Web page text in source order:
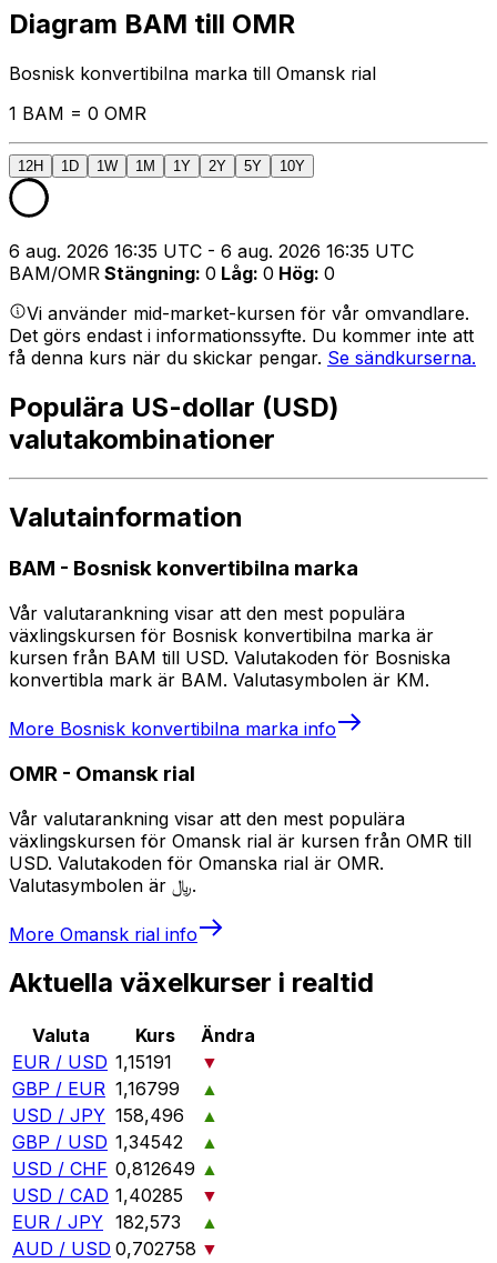
Diagram BAM till OMR
Bosnisk konvertibilna marka till Omansk rial
1 BAM = 0 OMR
12H 1D 1W 1M 1Y 2Y 5Y 10Y
6 aug. 2026 16:35 UTC - 6 aug. 2026 16:35 UTC
BAM/OMR Stängning: 0 Låg: 0 Hög: 0
Vi använder mid-market-kursen för vår omvandlare.
Det görs endast i informationssyfte. Du kommer inte att
få denna kurs när du skickar pengar. Se sändkurserna.
Populära US-dollar (USD)
valutakombinationer
Valutainformation
BAM - Bosnisk konvertibilna marka
Vår valutarankning visar att den mest populära
växlingskursen för Bosnisk konvertibilna marka är
kursen från BAM till USD. Valutakoden för Bosniska
konvertibla mark är BAM. Valutasymbolen är KM.
More Bosnisk konvertibilna marka info
OMR - Omansk rial
Vår valutarankning visar att den mest populära
växlingskursen för Omansk rial är kursen från OMR till
USD. Valutakoden för Omanska rial är OMR.
Valutasymbolen är ﷼.
More Omansk rial info
Aktuella växelkurser i realtid
Valuta Kurs
Ändra
EUR / USD 1,15191
▼
GBP / EUR 1,16799
▲
USD / JPY 158,496
▲
GBP / USD 1,34542
▲
USD / CHF 0,812649 ▲
USD / CAD 1,40285
▼
EUR / JPY 182,573
▲
AUD / USD 0,702758 ▼